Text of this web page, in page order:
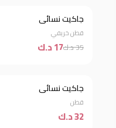
خصم 51%
جاكيت نسائي
قطن خريفي
35 د.ك 17 د.ك
جديد
جاكيت نسائي
قطن
32 د.ك